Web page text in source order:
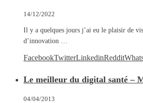
14/12/2022
Il y a quelques jours j’ai eu le plaisir de
d’innovation …
FacebookTwitterLinkedinReddit
Le meilleur du digital santé –
04/04/2013